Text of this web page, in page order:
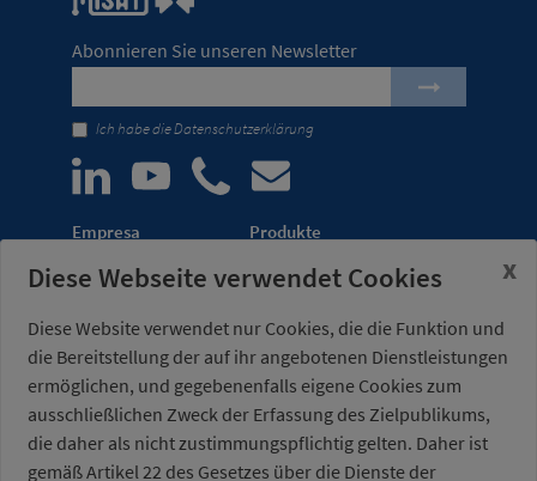
Abonnieren Sie unseren Newsletter
Ich habe dieDatenschutzerklärung
Empresa
Unternehmen
Messen
Vertriebsnetz
Produkte
Automatisierung von
Leichtbau-Robotergreifer
Kraftspanner für
Vorrichtungen
Misati S.L.
Av. de la Riera, 15
Bürozeiten:
Montag bis Freitag von
Diese Webseite verwendet Cookies
Diese Website verwendet nur Cookies, die die Funktion und
die Bereitstellung der auf ihr angebotenen Dienstleistungen
ermöglichen, und gegebenenfalls eigene Cookies zum
ausschließlichen Zweck der Erfassung des Zielpublikums,
die daher als nicht zustimmungspflichtig gelten. Daher ist
gemäß Artikel 22 des Gesetzes über die Dienste der
x